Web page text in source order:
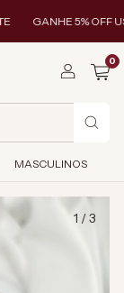
GANHE 5% OFF
0
MASCULINOS
1 /3